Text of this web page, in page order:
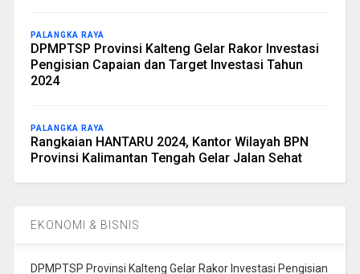
PALANGKA RAYA
DPMPTSP Provinsi Kalteng Gelar Rakor Investasi
Pengisian Capaian dan Target Investasi Tahun
2024
PALANGKA RAYA
Rangkaian HANTARU 2024, Kantor Wilayah BPN
Provinsi Kalimantan Tengah Gelar Jalan Sehat
EKONOMI & BISNIS
DPMPTSP Provinsi Kalteng Gelar Rakor Investasi Pengisian